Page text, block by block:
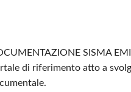
SISMA
di riferimento atto a